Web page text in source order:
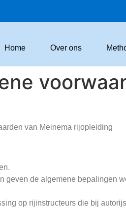
Home Over ons
van Meinema rijopleiding
geven de algemene bepalingen
op rijinstructeurs die bij